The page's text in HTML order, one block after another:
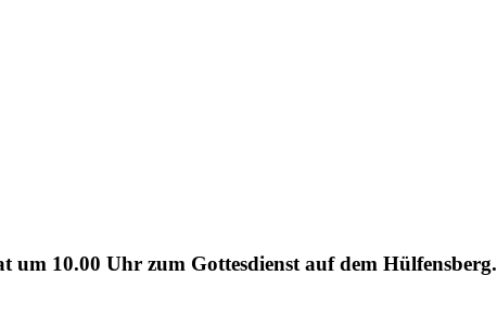
10.00 Uhr zum Gottesdienst auf dem Hülfensberg.